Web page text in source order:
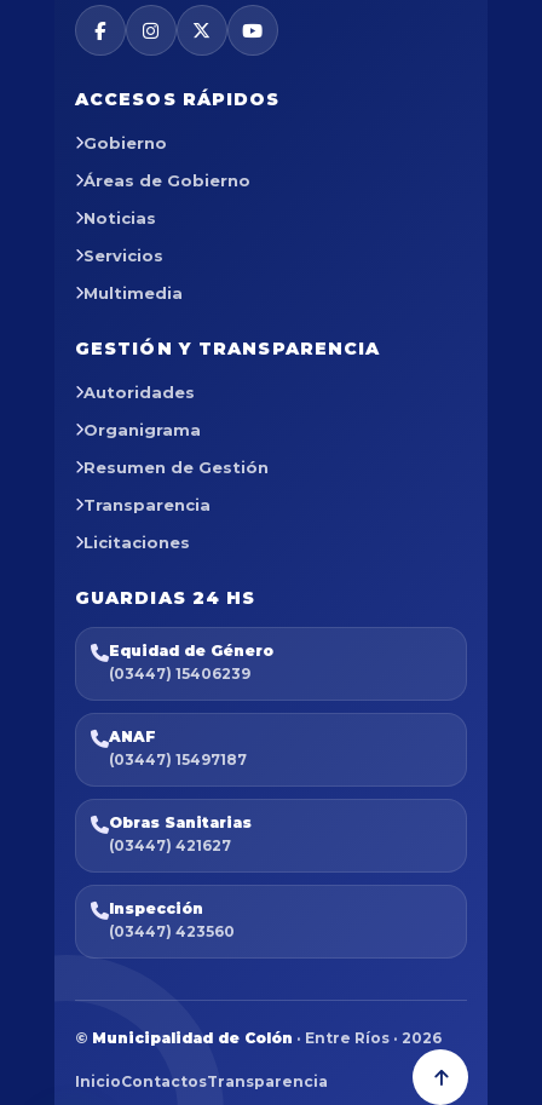
ACCESOS RÁPIDOS
Gobierno
Áreas de Gobierno
Noticias
Servicios
Multimedia
GESTIÓN Y TRANSPARENCIA
Autoridades
Organigrama
Resumen de Gestión
Transparencia
Licitaciones
GUARDIAS 24 HS
Equidad de Género
(03447) 15406239
ANAF
(03447) 15497187
Obras Sanitarias
(03447) 421627
Inspección
(03447) 423560
© Municipalidad de Colón · Entre Ríos · 2026
InicioContactosTransparencia